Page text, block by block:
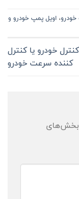
، اویل پمپ خودرو و
خودرو یا کنترل
کننده سرعت خودرو
بخش‌های